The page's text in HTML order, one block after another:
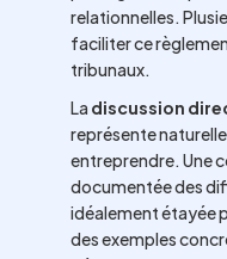
relationnelles.
faciliter ce
tribunaux.
La discussion
représente
entreprendre. Une
documentée des
idéalement étayée
des exemples